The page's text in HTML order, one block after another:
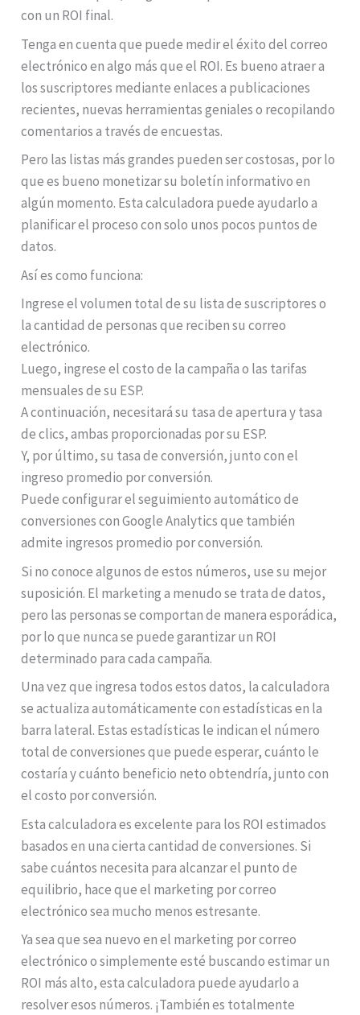
con un ROI final.
Tenga en cuenta que puede medir el éxito del correo
electrónico en algo más que el ROI. Es bueno atraer a
los suscriptores mediante enlaces a publicaciones
recientes, nuevas herramientas geniales o recopilando
comentarios a través de encuestas.
Pero las listas más grandes pueden ser costosas, por lo
que es bueno monetizar su boletín informativo en
algún momento. Esta calculadora puede ayudarlo a
planificar el proceso con solo unos pocos puntos de
datos.
Así es como funciona:
Ingrese el volumen total de su lista de suscriptores o
la cantidad de personas que reciben su correo
electrónico.
Luego, ingrese el costo de la campaña o las tarifas
mensuales de su ESP.
A continuación, necesitará su tasa de apertura y tasa
de clics, ambas proporcionadas por su ESP.
Y, por último, su tasa de conversión, junto con el
ingreso promedio por conversión.
Puede configurar el seguimiento automático de
conversiones con Google Analytics que también
admite ingresos promedio por conversión.
Si no conoce algunos de estos números, use su mejor
suposición. El marketing a menudo se trata de datos,
pero las personas se comportan de manera esporádica,
por lo que nunca se puede garantizar un ROI
determinado para cada campaña.
Una vez que ingresa todos estos datos, la calculadora
se actualiza automáticamente con estadísticas en la
barra lateral. Estas estadísticas le indican el número
total de conversiones que puede esperar, cuánto le
costaría y cuánto beneficio neto obtendría, junto con
el costo por conversión.
Esta calculadora es excelente para los ROI estimados
basados en una cierta cantidad de conversiones. Si
sabe cuántos necesita para alcanzar el punto de
equilibrio, hace que el marketing por correo
electrónico sea mucho menos estresante.
Ya sea que sea nuevo en el marketing por correo
electrónico o simplemente esté buscando estimar un
ROI más alto, esta calculadora puede ayudarlo a
resolver esos números. ¡También es totalmente